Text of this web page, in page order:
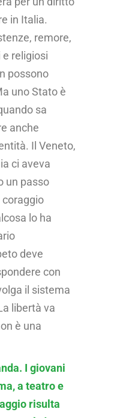
in Italia.
remore,
religiosi
possono
uno Stato è
sa
anche
Il Veneto,
ci aveva
un passo
coraggio
lo ha
deve
con
il sistema
libertà va
è una
I giovani
a teatro e
risulta